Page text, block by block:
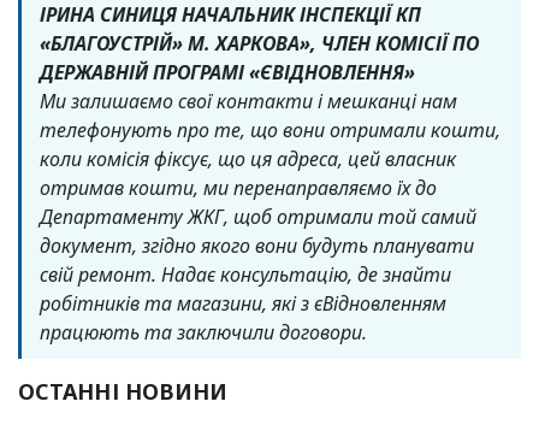
ІРИНА СИНИЦЯ НАЧАЛЬНИК ІНСПЕКЦІЇ КП
«БЛАГОУСТРІЙ» М. ХАРКОВА», ЧЛЕН КОМІСІЇ ПО
ДЕРЖАВНІЙ ПРОГРАМІ «ЄВІДНОВЛЕННЯ»
Ми залишаємо свої контакти і мешканці нам
телефонують про те, що вони отримали кошти,
коли комісія фіксує, що ця адреса, цей власник
отримав кошти, ми перенаправляємо їх до
Департаменту ЖКГ, щоб отримали той самий
документ, згідно якого вони будуть планувати
свій ремонт. Надає консультацію, де знайти
робітників та магазини, які з єВідновленням
працюють та заключили договори.
ОСТАННІ НОВИНИ